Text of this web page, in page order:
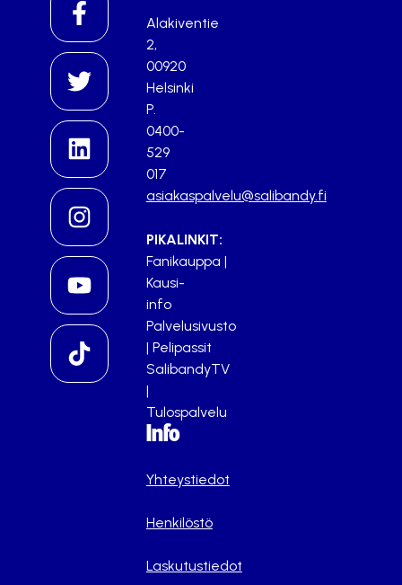
Alakiventie
2,
00920
Helsinki
P.
0400-
529
017
asiakaspalvelu@salibandy.fi
PIKALINKIT:
Fanikauppa |
Kausi-
info
Palvelusivusto
| Pelipassit
SalibandyTV
|
Tulospalvelu
Info
Yhteystiedot
Henkilöstö
Laskutustiedot